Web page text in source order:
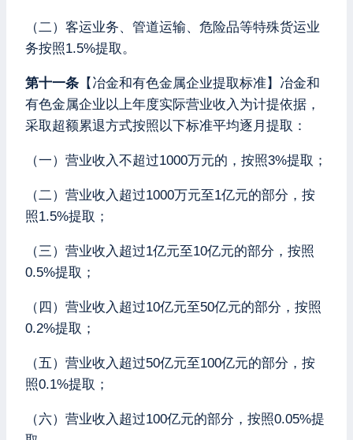
（二）客运业务、管道运输、危险品等特殊货运业
务按照1.5%提取。
第十一条 【冶金和有色金属企业提取标准】冶金和
有色金属企业以上年度实际营业收入为计提依据，
采取超额累退方式按照以下标准平均逐月提取：
（一）营业收入不超过1000万元的，按照3%提取；
（二）营业收入超过1000万元至1亿元的部分，按
照1.5%提取；
（三）营业收入超过1亿元至10亿元的部分，按照
0.5%提取；
（四）营业收入超过10亿元至50亿元的部分，按照
0.2%提取；
（五）营业收入超过50亿元至100亿元的部分，按
照0.1%提取；
（六）营业收入超过100亿元的部分，按照0.05%提